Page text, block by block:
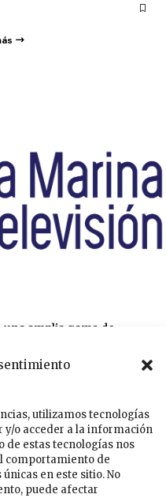
utilizamos tecnologías
y/o acceder a la información
de estas tecnologías nos
comportamiento de
en este sitio. No
puede afectar
amplia gama de
y gustos de cualquier
programas de ámbito
y eventos… para estar a la
Política de Privacidad